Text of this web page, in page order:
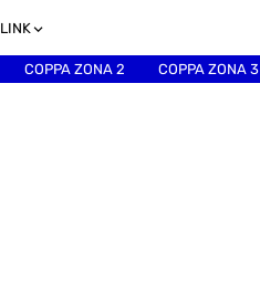
LINK
COPPA ZONA 2 COPPA ZONA 3